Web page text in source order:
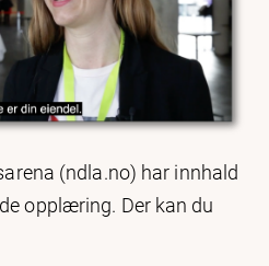
(ndla.no) har innhald
opplæring. Der kan du